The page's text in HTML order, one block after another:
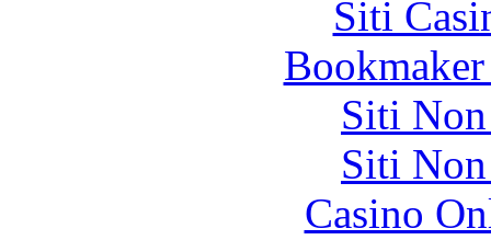
Siti
Siti
Siti
Casino